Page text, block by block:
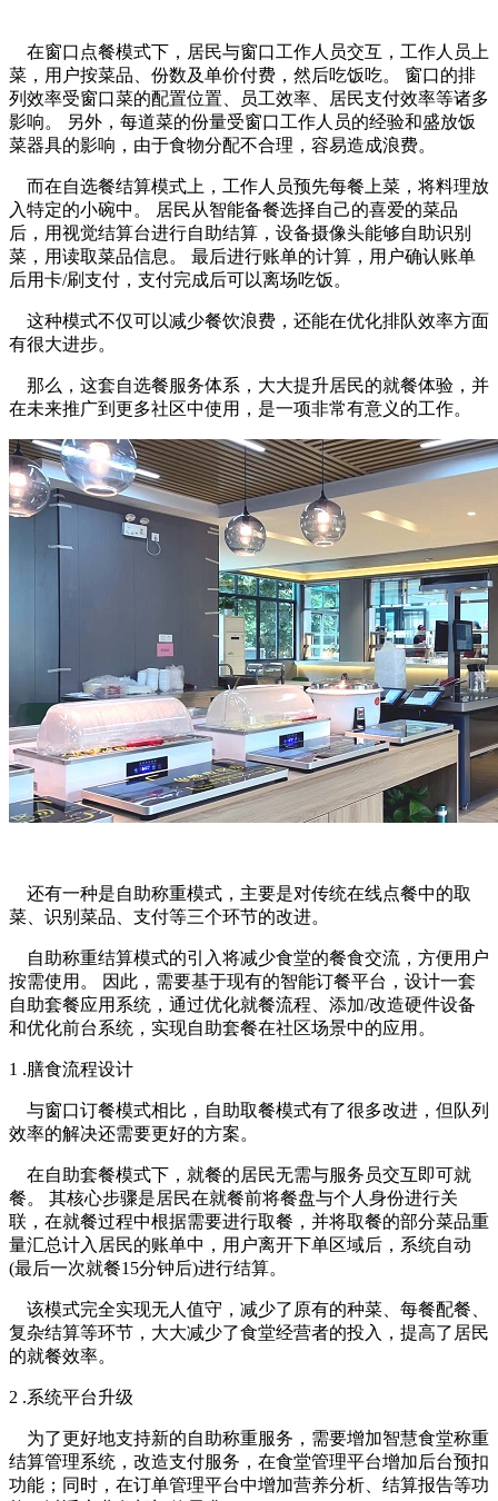
在窗口点餐模式下，居民与窗口工作人员交互，工作人员上
菜，用户按菜品、份数及单价付费，然后吃饭吃。 窗口的排
列效率受窗口菜的配置位置、员工效率、居民支付效率等诸多
影响。 另外，每道菜的份量受窗口工作人员的经验和盛放饭
菜器具的影响，由于食物分配不合理，容易造成浪费。
而在自选餐结算模式上，工作人员预先每餐上菜，将料理放
入特定的小碗中。 居民从智能备餐选择自己的喜爱的菜品
后，用视觉结算台进行自助结算，设备摄像头能够自助识别
菜，用读取菜品信息。 最后进行账单的计算，用户确认账单
后用卡/刷支付，支付完成后可以离场吃饭。
这种模式不仅可以减少餐饮浪费，还能在优化排队效率方面
有很大进步。
那么，这套自选餐服务体系，大大提升居民的就餐体验，并
在未来推广到更多社区中使用，是一项非常有意义的工作。
还有一种是自助称重模式，主要是对传统在线点餐中的取
菜、识别菜品、支付等三个环节的改进。
自助称重结算模式的引入将减少食堂的餐食交流，方便用户
按需使用。 因此，需要基于现有的智能订餐平台，设计一套
自助套餐应用系统，通过优化就餐流程、添加/改造硬件设备
和优化前台系统，实现自助套餐在社区场景中的应用。
1 .膳食流程设计
与窗口订餐模式相比，自助取餐模式有了很多改进，但队列
效率的解决还需要更好的方案。
在自助套餐模式下，就餐的居民无需与服务员交互即可就
餐。 其核心步骤是居民在就餐前将餐盘与个人身份进行关
联，在就餐过程中根据需要进行取餐，并将取餐的部分菜品重
量汇总计入居民的账单中，用户离开下单区域后，系统自动
(最后一次就餐15分钟后)进行结算。
该模式完全实现无人值守，减少了原有的种菜、每餐配餐、
复杂结算等环节，大大减少了食堂经营者的投入，提高了居民
的就餐效率。
2 .系统平台升级
为了更好地支持新的自助称重服务，需要增加智慧食堂称重
结算管理系统，改造支付服务，在食堂管理平台增加后台预扣
功能；同时，在订单管理平台中增加营养分析、结算报告等功